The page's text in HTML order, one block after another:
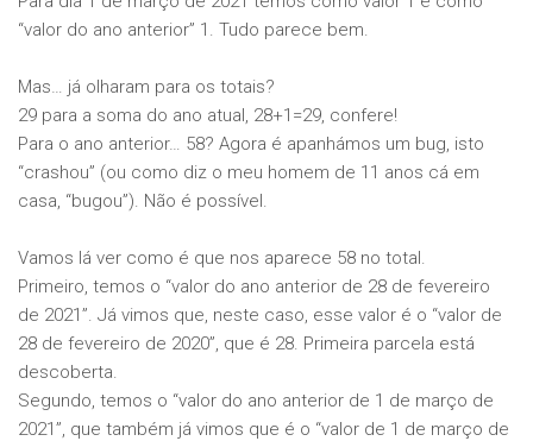
“valor do ano anterior” 1. Tudo parece bem.
Mas… já olharam para os totais?
29 para a soma do ano atual, 28+1=29, confere!
Para o ano anterior… 58? Agora é apanhámos um bug, isto
“crashou” (ou como diz o meu homem de 11 anos cá em
casa, “bugou”). Não é possível.
Vamos lá ver como é que nos aparece 58 no total.
Primeiro, temos o “valor do ano anterior de 28 de fevereiro
de 2021”. Já vimos que, neste caso, esse valor é o “valor de
28 de fevereiro de 2020”, que é 28. Primeira parcela está
descoberta.
Segundo, temos o “valor do ano anterior de 1 de março de
2021”, que também já vimos que é o “valor de 1 de março de